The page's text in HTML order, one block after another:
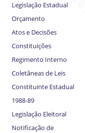
Legislação Estadual
Orçamento
Atos e Decisões
Constituições
Regimento Interno
Coletâneas de Leis
Constituinte Estadual
1988-89
Legislação Eleitoral
Notificação de